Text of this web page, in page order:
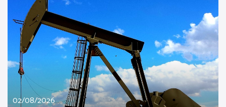
02/08/2026